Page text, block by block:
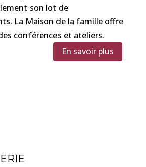
son lot de
La Maison de la famille offre
conférences et ateliers.
En savoir plus